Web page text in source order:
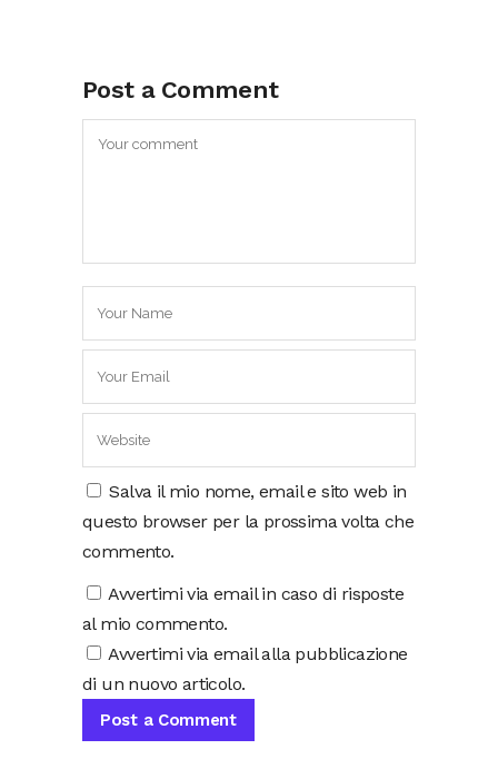
Post a Comment
Salva il mio nome, email e sito web in
questo browser per la prossima volta che
commento.
Avvertimi via email in caso di risposte
al mio commento.
Avvertimi via email alla pubblicazione
di un nuovo articolo.